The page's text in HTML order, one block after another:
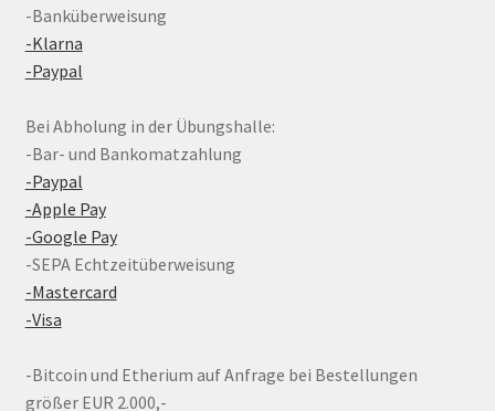
-Banküberweisung
-Klarna
-Paypal
Bei Abholung in der Übungshalle:
-Bar- und Bankomatzahlung
-Paypal
-Apple Pay
-Google Pay
-SEPA Echtzeitüberweisung
-Mastercard
-Visa
-Bitcoin und Etherium auf Anfrage bei Bestellungen
größer EUR 2.000,-